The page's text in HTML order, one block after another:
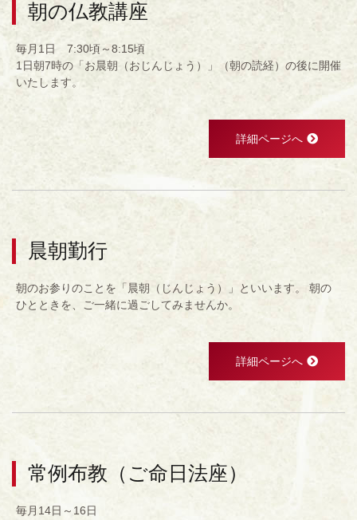
朝の仏教講座
毎月1日 7:30頃～8:15頃
1日朝7時の「お晨朝（おじんじょう）」（朝の読経）の後に開催
いたします。
詳細ページへ
晨朝勤行
朝のお参りのことを「晨朝（じんじょう）」といいます。 朝の
ひとときを、ご一緒に過ごしてみませんか。
詳細ページへ
常例布教（ご命日法座）
毎月14日～16日